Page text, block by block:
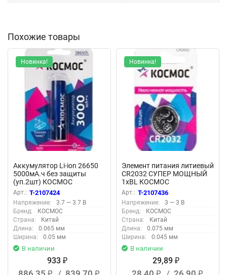
Похожие товары
Новинка!
Аккумулятор Li-ion 26650
5000мА.ч без защиты
(уп.2шт) КОСМОС
KOC26650Li-ion50US2
Арт.: T-2107424
Напряжение:
3.7 — 3.7 В
Бренд:
КОСМОС
Страна:
Китай
Длина:
0.065 мм
Ширина:
0.05 мм
В наличии
933 ₽
₽ ₽
Новинка!
Элемент питания литиевый
CR2032 СУПЕР МОЩНЫЙ
1хBL КОСМОС
KOC2032PBL1
Арт.: T-2107436
Напряжение:
3 — 3 В
Бренд:
КОСМОС
Страна:
Китай
Длина:
0.075 мм
Ширина:
0.045 мм
В наличии
29,89 ₽
₽ ₽